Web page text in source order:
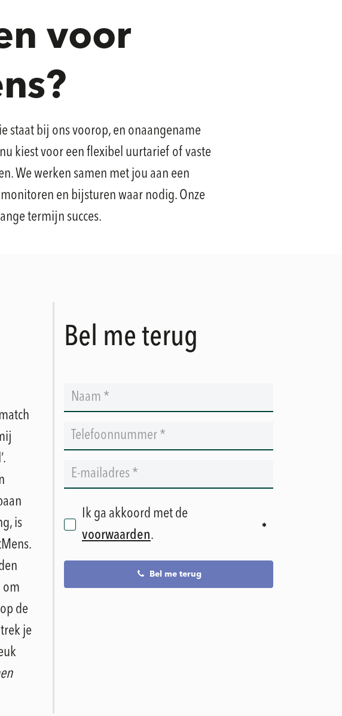
voor
staat bij ons voorop, en onaangename
kiest voor een flexibel uurtarief of vaste
We werken samen met jou aan een
en bijsturen waar nodig. Onze
termijn succes.
is
om
de
je
Bel me terug
Ik ga akkoord met de
voorwaarden.
Bel me terug